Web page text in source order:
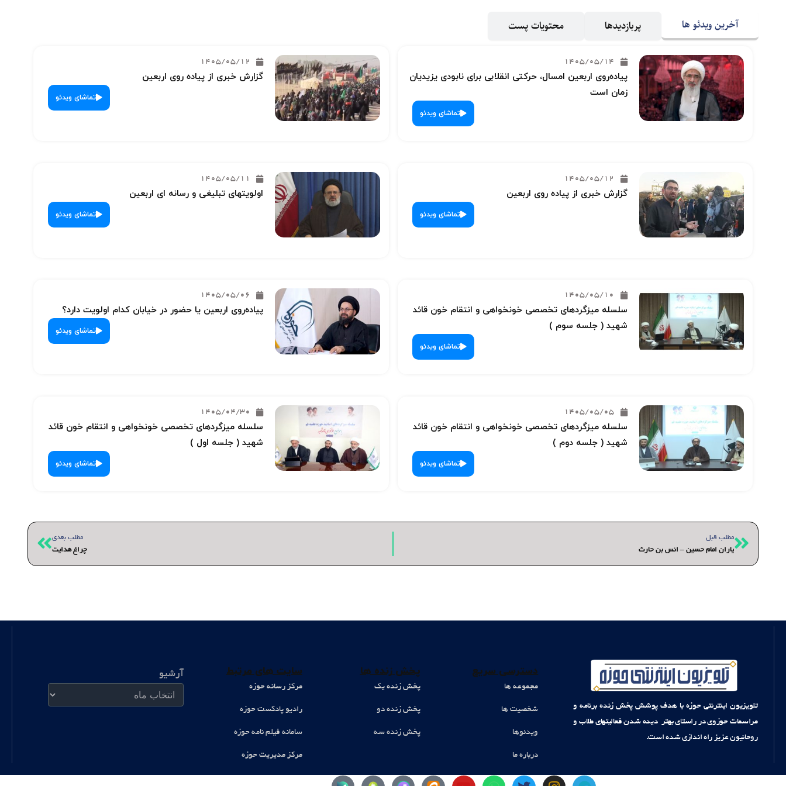
آخرین ویدئو ها پربازدیدها محتویات پست
1405/05/14
پیاده‌روی اربعین امسال، حرکتی انقلابی برای نابودی یزیدیان
زمان است
تماشای ویدئو
1405/05/12
گزارش خبری از پیاده روی اربعین
تماشای ویدئو
1405/05/12
گزارش خبری از پیاده روی اربعین
تماشای ویدئو
1405/05/11
اولویتهای تبلیغی و رسانه ای اربعین
تماشای ویدئو
1405/05/10
سلسله میزگردهای تخصصی خونخواهی و انتقام خون قائد
شهید ( جلسه سوم )
تماشای ویدئو
1405/05/06
پیاده‌روی اربعین یا حضور در خیابان کدام اولویت دارد؟
تماشای ویدئو
1405/05/05
سلسله میزگردهای تخصصی خونخواهی و انتقام خون قائد
شهید ( جلسه دوم )
تماشای ویدئو
1405/04/30
سلسله میزگردهای تخصصی خونخواهی و انتقام خون قائد
شهید ( جلسه اول )
تماشای ویدئو
قبلیمطلب قبل
یاران امام حسین – انس بن حارث
مطلب بعدی
چراغ هدایت
بعدی
تلویزیون اینترنتی حوزه با هدف پوشش پخش زنده برنامه و
مراسمات حوزوی در راستای بهتر دیده شدن فعالیتهای طلاب و
روحانیون عزیز راه اندازی شده است.
دسترسی سریع
مجموعه ها
شخصیت ها
ویدئوها
درباره ما
پخش زنده ها
پخش زنده یک
پخش زنده دو
پخش زنده سه
سایت های مرتبط
مرکز رسانه حوزه
رادیو پادکست حوزه
سامانه فیلم نامه حوزه
مرکز مدیریت حوزه
آرشیو
آرشیو
T
I
T
W
Y